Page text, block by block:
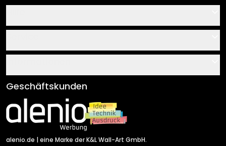
Über uns
Klebe- und Montageanleitungen
Newsletter An-/Abmeldung
Sendungsverfolgung
AGB
Impressum
Versand & Zahlung
Rücksendung
Geschäftskunden
alenio.de | eine Marke der K&L Wall-Art GmbH.